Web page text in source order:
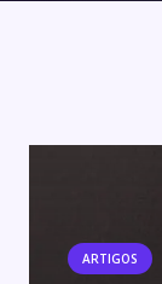
ARTIGOS